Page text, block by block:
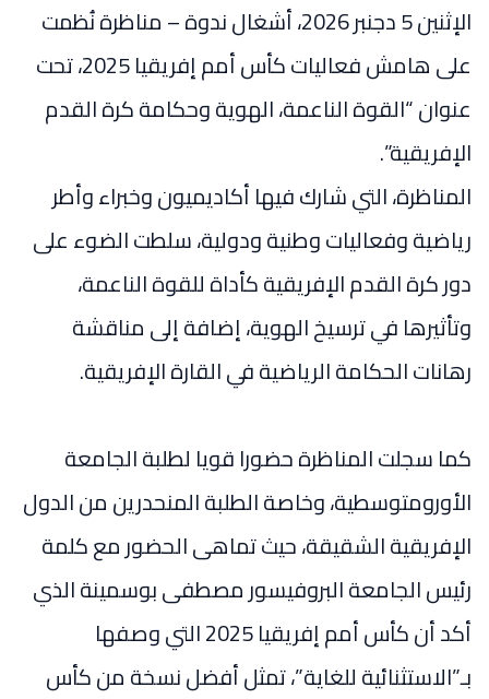
الإثنين 5 دجنبر 2026، أشغال ندوة – مناظرة نُظمت
على هامش فعاليات كأس أمم إفريقيا 2025، تحت
عنوان “القوة الناعمة، الهوية وحكامة كرة القدم
الإفريقية”.
المناظرة، التي شارك فيها أكاديميون وخبراء وأطر
رياضية وفعاليات وطنية ودولية، سلطت الضوء على
دور كرة القدم الإفريقية كأداة للقوة الناعمة،
وتأثيرها في ترسيخ الهوية، إضافة إلى مناقشة
رهانات الحكامة الرياضية في القارة الإفريقية.
كما سجلت المناظرة حضورا قويا لطلبة الجامعة
الأورومتوسطية، وخاصة الطلبة المنحدرين من الدول
الإفريقية الشقيقة، حيث تماهى الحضور مع كلمة
رئيس الجامعة البروفيسور مصطفى بوسمينة الذي
أكد أن كأس أمم إفريقيا 2025 التي وصفها
بـ”الاستثنائية للغاية”، تمثل أفضل نسخة من كأس